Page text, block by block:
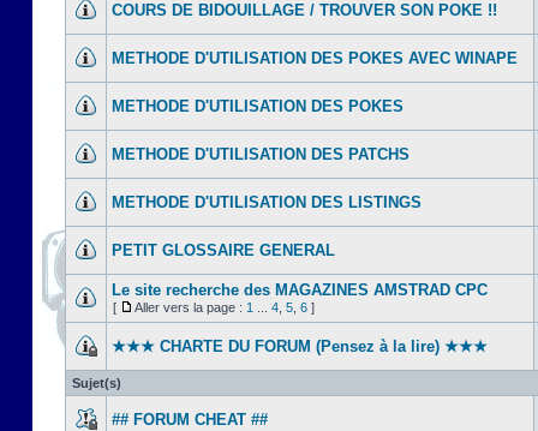
COURS DE BIDOUILLAGE / TROUVER SON POKE !!
METHODE D'UTILISATION DES POKES AVEC WINAPE
METHODE D'UTILISATION DES POKES
METHODE D'UTILISATION DES PATCHS
METHODE D'UTILISATION DES LISTINGS
PETIT GLOSSAIRE GENERAL
Le site recherche des MAGAZINES AMSTRAD CPC
[ Aller vers la page : 1 4 5 6 ]
★★★ CHARTE DU FORUM (Pensez à la lire) ★★★
Sujet(s)
## FORUM CHEAT ##